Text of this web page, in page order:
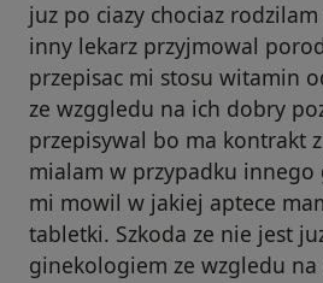
juz po ciazy chociaz
inny lekarz przyjmowal
przepisac mi stosu witamin
ze wzggledu na ich dobry
przepisywal bo ma kontrakt
mialam w przypadku
mi mowil w jakiej aptece
tabletki. Szkoda ze nie jest
ginekologiem ze wzgledu